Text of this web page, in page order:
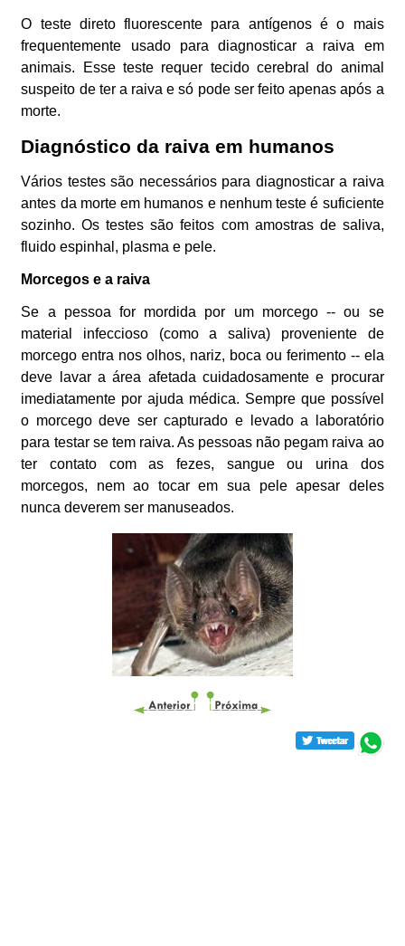
O teste direto fluorescente para antígenos é o mais
frequentemente usado para diagnosticar a raiva em
animais. Esse teste requer tecido cerebral do animal
suspeito de ter a raiva e só pode ser feito apenas após a
morte.
Diagnóstico da raiva em humanos
Vários testes são necessários para diagnosticar a raiva
antes da morte em humanos e nenhum teste é suficiente
sozinho. Os testes são feitos com amostras de saliva,
fluido espinhal, plasma e pele.
Morcegos e a raiva
Se a pessoa for mordida por um morcego -- ou se
material infeccioso (como a saliva) proveniente de
morcego entra nos olhos, nariz, boca ou ferimento -- ela
deve lavar a área afetada cuidadosamente e procurar
imediatamente por ajuda médica. Sempre que possível
o morcego deve ser capturado e levado a laboratório
para testar se tem raiva. As pessoas não pegam raiva ao
ter contato com as fezes, sangue ou urina dos
morcegos, nem ao tocar em sua pele apesar deles
nunca deverem ser manuseados.